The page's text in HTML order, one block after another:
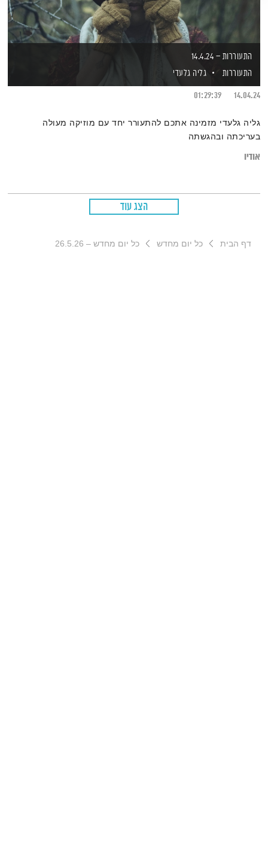
התעוררות – 14.4.24
התעוררות
גליה גלעדי
14.04.24
01:29:39
גליה גלעדי מזמינה אתכם להתעורר יחד עם מוזיקה מעולה
בעריכתה ובהגשתה
אודיו
הצג עוד
דף הבית כל יום מחדש כל יום מחדש – 26.5.26